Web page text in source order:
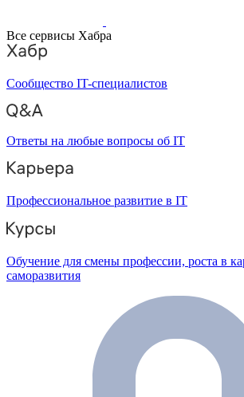
Все сервисы Хабра
Сообщество IT-специалистов
Ответы на любые вопросы об IT
Профессиональное развитие в IT
Обучение для смены профессии, роста в
саморазвития